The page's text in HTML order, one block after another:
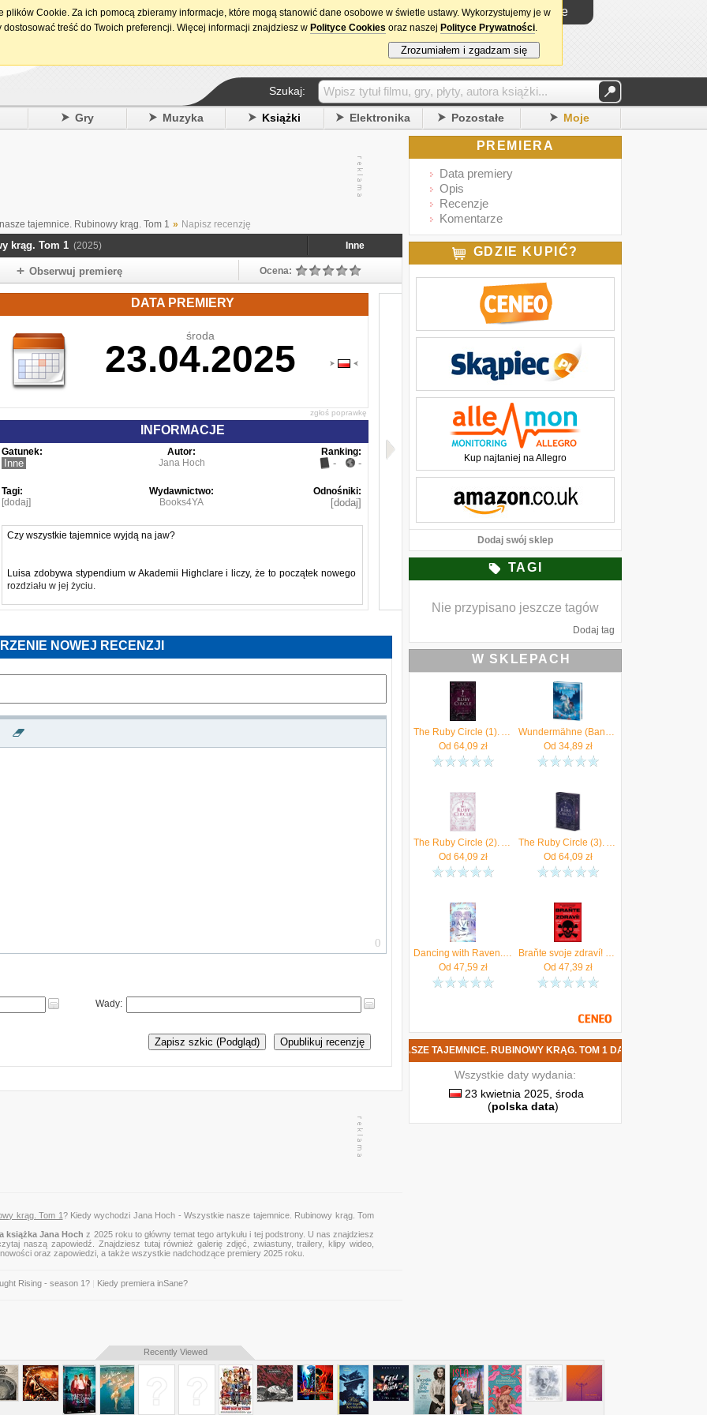
15. urodziny DataPremiery.pl Logowanie
Szukaj:
Gry Muzyka Książki Elektronika Pozostałe Moje
tajemnice. Rubinowy krąg. Tom 1 » Napisz recenzję
krąg. Tom 1 (2025) Inne
Obserwuj premierę Ocena:
DATA PREMIERY
środa
23.04.2025
zgłoś poprawkę
INFORMACJE
Gatunek:
Inne
Autor:
Jana Hoch
Ranking:
- -
Tagi:
[dodaj]
Wydawnictwo:
Books4YA
Odnośniki:
[dodaj]
Czy wszystkie tajemnice wyjdą na jaw?
Luisa zdobywa stypendium w Akademii Highclare i liczy, że to początek nowego
rozdziału w jej życiu.
– wierząc, że wreszcie uwolni się od kłamstw, które dotąd ją prześladowały.
Jednak blask Akademii to jedynie fasada. W rzeczywistości każdy skrywa
mroczne sekrety. Luisa nie wie już, komu może zaufać. Jedyną osobą, która
wydaje się trzymać z dala od Rubinowego Kręgu, jest Theo – tajemniczy chłopak
Wkrótce Luisa musi odpowiedzieć sobie na trudne pytanie: czy jej uczucia są
wystarczająco silne, by zmierzyć się z sekretami Theo?
NOWEJ RECENZJI
Wady:
Opublikuj recenzję
Zapisz szkic (Podgląd)
krąg. Tom 1? Kiedy wychodzi Jana Hoch - Wszystkie nasze tajemnice. Rubinowy krąg. Tom
książka Jana Hoch z 2025 roku to główny temat tego artykułu i tej podstrony. U nas znajdziesz
naszą zapowiedź. Znajdziesz tutaj również galerię zdjęć, zwiastuny, trailery, klipy wideo,
oraz zapowiedzi, a także wszystkie nadchodzące premiery 2025 roku.
Rising - season 1? Kiedy premiera inSane?
PREMIERA
Data premiery
Opis
Recenzje
Komentarze
GDZIE KUPIĆ?
Kup najtaniej na Allegro
Dodaj swój sklep
TAGI
Nie przypisano jeszcze tagów
Dodaj tag
W SKLEPACH
The Ruby Circle (1). All unsere Geheimnisse
Od 64,09 zł
Wundermähne (Band 1) - Die Pferdemagie erwacht Hoch, Jana
Od 34,89 zł
The Ruby Circle (2). All unsere Lügen Hoch, Jana
Od 64,09 zł
The Ruby Circle (3). All unsere Wahrheiten Hoch
Od 64,09 zł
Dancing with Raven. Unser wildes Herz Hoch
Od 47,59 zł
Braňte svoje zdraví! - Co dělat, aby nám výdobytky civilizace nezkracovaly život Hochmannová Jana
Od 47,39 zł
NOWA KSIĄŻKA JANA HOCH - WSZYSTKIE NASZE TAJEMNICE. RUBINOWY KRĄG. TOM 1 DATA PREMIERY
Wszystkie daty wydania:
23 kwietnia 2025, środa
(polska data)
Recently Viewed
Cookie. Za ich pomocą zbieramy informacje, które mogą stanowić dane osobowe w świetle ustawy. Wykorzystujemy je w
treść do Twoich preferencji. Więcej informacji znajdziesz w Polityce Cookies oraz naszej Polityce Prywatności.
Zrozumiałem i zgadzam się